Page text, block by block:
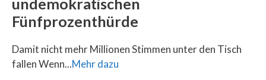
Fünfprozenthürde
Damit nicht mehr Millionen Stimmen unter den Tisch
fallen Wenn...Mehr dazu